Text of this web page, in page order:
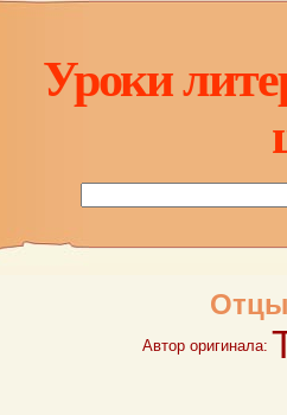
Уроки
Отцы
Автор оригинала: